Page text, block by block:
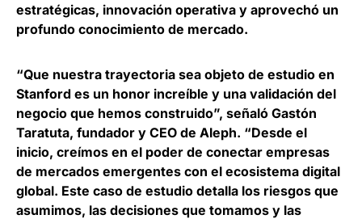
estratégicas, innovación operativa y aprovechó un
profundo conocimiento de mercado.
“Que nuestra trayectoria sea objeto de estudio en
Stanford es un honor increíble y una validación del
negocio que hemos construido”, señaló Gastón
Taratuta, fundador y CEO de Aleph. “Desde el
inicio, creímos en el poder de conectar empresas
de mercados emergentes con el ecosistema digital
global. Este caso de estudio detalla los riesgos que
asumimos, las decisiones que tomamos y las